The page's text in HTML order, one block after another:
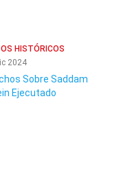
HISTÓRICOS
2024
Sobre Saddam
Ejecutado